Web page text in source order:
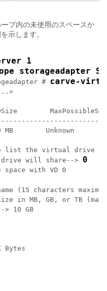
プ内の未使用のスペースか
示します。
1
storageadapter
# carve-
MB        Unknown
list the virtual drive
drive will share--> 0
with VD 0
(15 characters
in MB, GB, or TB
> 10 GB
Bytes